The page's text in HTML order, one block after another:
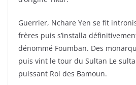
Guerrier, Nchare Yen se fit
frères puis s’installa
dénommé Foumban. Des
puis vint le tour du Sultan Le
puissant Roi des Bamoun.